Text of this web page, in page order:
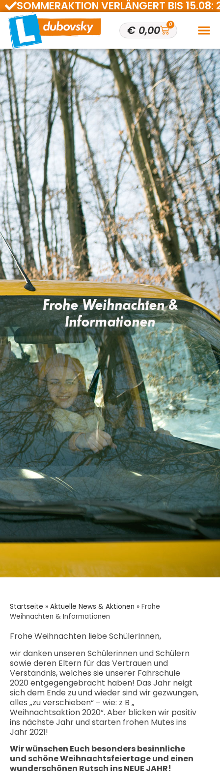
SOMMERAKTION VERLÄNGERT BIS
€0,00 0
Frohe Weihnachten &
Informationen
Startseite » Aktuelle News & Aktionen » Frohe
Weihnachten & Informationen
Frohe Weihnachten liebe SchülerInnen,
wir danken unseren Schülerinnen und Schülern
sowie deren Eltern für das Vertrauen und
Verständnis, welches sie unserer Fahrschule
2020 entgegengebracht haben! Das Jahr neigt
sich dem Ende zu und wieder sind wir gezwungen,
alles „zu verschieben“ – wie: z B „
Weihnachtsaktion 2020“. Aber blicken wir positiv
ins nächste Jahr und starten frohen Mutes ins
Jahr 2021!
Wir wünschen Euch besonders besinnliche
und schöne Weihnachtsfeiertage und einen
wunderschönen Rutsch ins NEUE JAHR!